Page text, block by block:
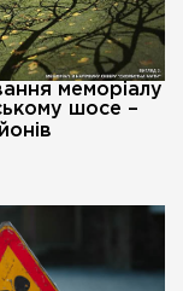
меморіалу
шосе –